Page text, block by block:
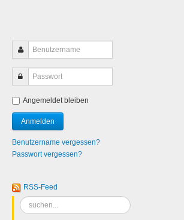
Angemeldet bleiben
Benutzername vergessen?
Passwort vergessen?
RSS-Feed
Suchen
...